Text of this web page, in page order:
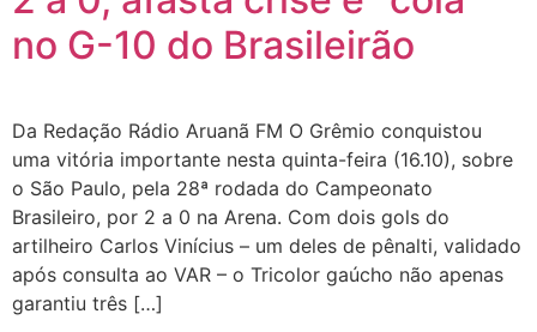
no G-10 do Brasileirão
Da Redação Rádio Aruanã FM O Grêmio conquistou
uma vitória importante nesta quinta-feira (16.10), sobre
o São Paulo, pela 28ª rodada do Campeonato
Brasileiro, por 2 a 0 na Arena. Com dois gols do
artilheiro Carlos Vinícius – um deles de pênalti, validado
após consulta ao VAR – o Tricolor gaúcho não apenas
garantiu três […]